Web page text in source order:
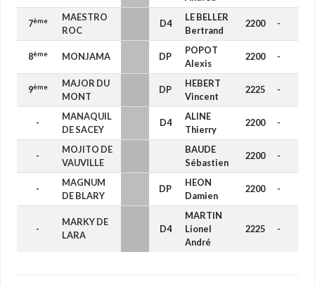
7ème
MAESTRO
ROC
D4
LE BELLER
Bertrand
2200 -
8ème MONJAMA DP
POPOT
Alexis
2200 -
9ème
MAJOR DU
MONT
DP
HEBERT
Vincent
2225 -
-
MANAQUIL
DE SACEY
D4
ALINE
Thierry
2200 -
-
MOJITO DE
VAUVILLE
BAUDE
Sébastien
2200 -
-
MAGNUM
DE BLARY
DP
HEON
Damien
2200 -
-
MARKY DE
LARA
D4
MARTIN
Lionel
André
2225 -